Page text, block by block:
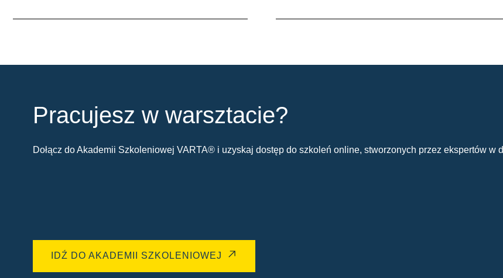
Pracujesz w warsztacie?
Dołącz do Akademii Szkoleniowej VARTA® i uzyskaj dostęp do szkoleń online, stworzonych przez ekspertów w
IDŹ DO AKADEMII SZKOLENIOWEJ